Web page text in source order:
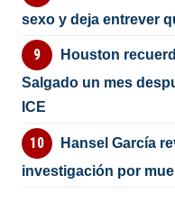
sexo y deja entrever
Houston
Salgado un mes
ICE
Hansel García
investigación por